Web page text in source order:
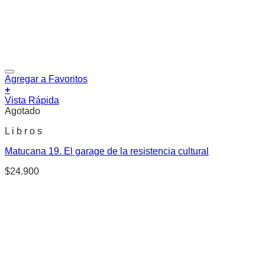
Agregar a Favoritos
+
Vista Rápida
Agotado
L i b r o s
Matucana 19. El garage de la resistencia cultural
$24.900